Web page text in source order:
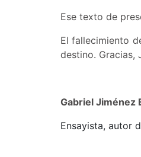
Ese texto de
El fallecimiento
destino. Gracias,
Gabriel Jiménez
Ensayista, autor